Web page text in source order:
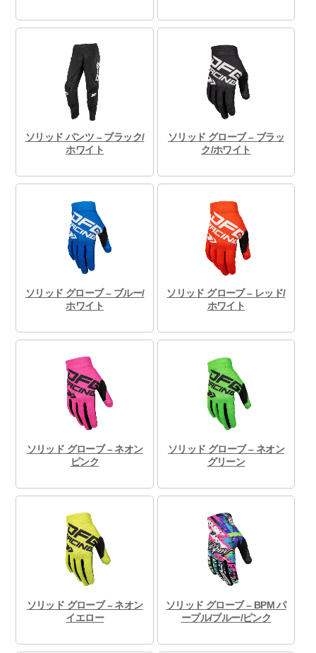
ソリッド パンツ – ブラック/
ホワイト
ソリッド グローブ – ブラッ
ク/ホワイト
ソリッド グローブ – ブルー/
ホワイト
ソリッド グローブ – レッド/
ホワイト
ソリッド グローブ – ネオン
ピンク
ソリッド グローブ – ネオン
グリーン
ソリッド グローブ – ネオン
イエロー
ソリッド グローブ – BPM パ
ープル/ブルー/ピンク